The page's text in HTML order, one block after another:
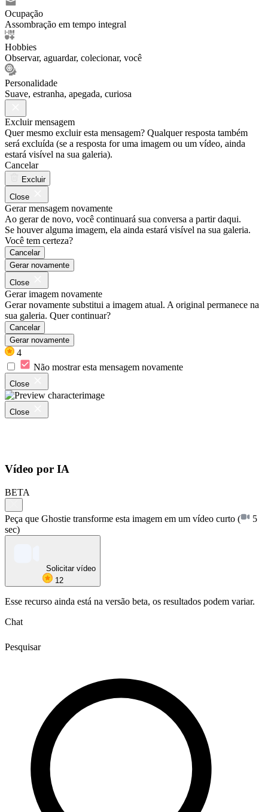
Ocupação
Assombração em tempo integral
Hobbies
Observar, aguardar, colecionar, você
Personalidade
Suave, estranha, apegada, curiosa
Excluir mensagem
Quer mesmo excluir esta mensagem? Qualquer resposta também
será excluída (se a resposta for uma imagem ou um vídeo, ainda
estará visível na sua galeria).
Cancelar
Excluir
Close
Gerar mensagem novamente
Ao gerar de novo, você continuará sua conversa a partir daqui.
Se houver alguma imagem, ela ainda estará visível na sua galeria.
Você tem certeza?
Cancelar
Gerar novamente
Close
Gerar imagem novamente
Gerar novamente substitui a imagem atual. A original permanece na
sua galeria. Quer continuar?
Cancelar
Gerar novamente
4
Não mostrar esta mensagem novamente
Close
Close
Vídeo por IA
BETA
Peça que Ghostie transforme esta imagem em um vídeo curto (
5
sec)
Solicitar vídeo
12
Esse recurso ainda está na versão beta, os resultados podem variar.
Chat
Pesquisar